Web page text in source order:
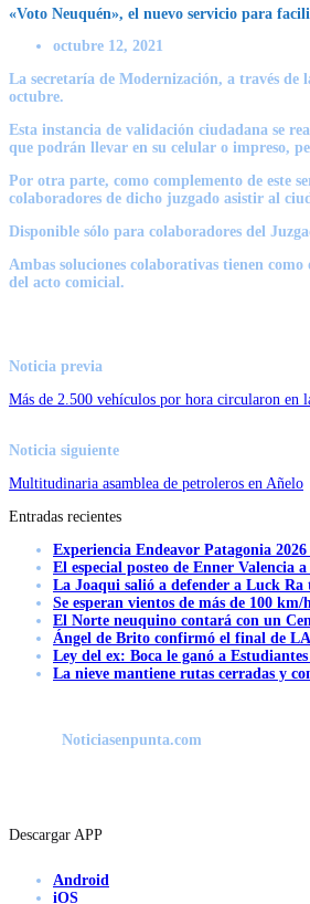
«Voto Neuquén», el nuevo servicio para
octubre 12, 2021
La secretaría de Modernización, a través
octubre.
Esta instancia de validación ciudadana se
que podrán llevar en su celular o impreso,
Por otra parte, como complemento de este
colaboradores de dicho juzgado asistir al
Disponible sólo para colaboradores del
Ambas soluciones colaborativas tienen
del acto comicial.
Noticia previa
Más de 2.500 vehículos por hora circularon en
Noticia siguiente
Multitudinaria asamblea de petroleros en Añelo
Entradas recientes
Experiencia Endeavor Patagonia
El especial posteo de Enner Valencia
La Joaqui salió a defender a Luck
Se esperan vientos de más de 100
El Norte neuquino contará con un
Ángel de Brito confirmó el final de
Ley del ex: Boca le ganó a
La nieve mantiene rutas cerradas y
Noticiasenpunta.com
Descargar APP
Android
iOS